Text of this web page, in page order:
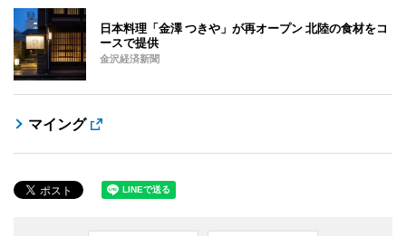
日本料理「金澤 つきや」が再オープン 北陸の食材をコ
ースで提供
金沢経済新聞
マイング